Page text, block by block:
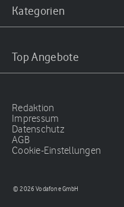
Kategorien
Top Angebote
Redaktion
Impressum
Datenschutz
AGB
Cookie-Einstellungen
© 2026 Vodafone GmbH